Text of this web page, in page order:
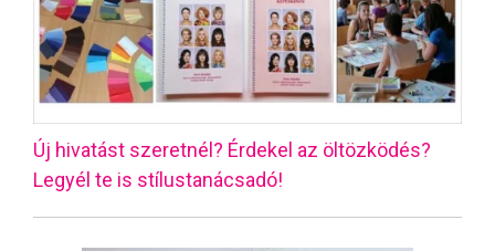
Új hivatást szeretnél? Érdekel az öltözködés?
Legyél te is stílustanácsadó!